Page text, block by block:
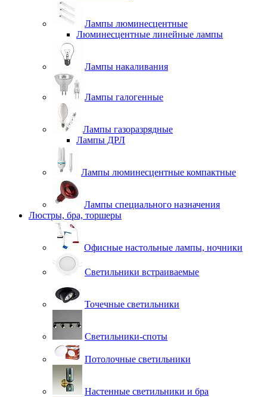
Лампы люминесцентные
Люминесцентные линейные лампы
Лампы накаливания
Лампы галогенные
Лампы газоразрядные
Лампы ДРЛ
Лампы люминесцентные компактные
Лампы специального назначения
Люстры, бра, торшеры
Офисные настольные лампы, ночники
Светильники встраиваемые
Точечные светильники
Светильники-споты
Потолочные светильники
Настенные светильники и бра